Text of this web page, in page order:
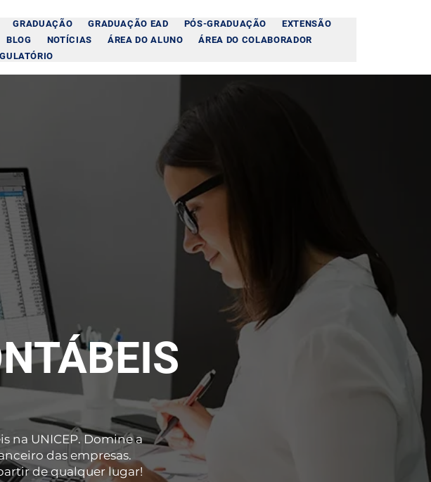
GRADUAÇÃO GRADUAÇÃO EAD PÓS-GRADUAÇÃO
EXTENSÃO
BLOG NOTÍCIAS ÁREA DO ALUNO
ÁREA DO COLABORADOR
na UNICEP. Domine a
das empresas.
de qualquer lugar!